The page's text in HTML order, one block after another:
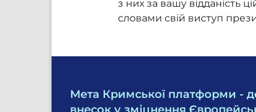
з них за вашу відданість
словами свій виступ
Мета Кримської платформи -